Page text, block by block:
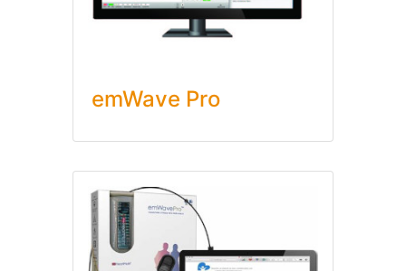
emWave Pro